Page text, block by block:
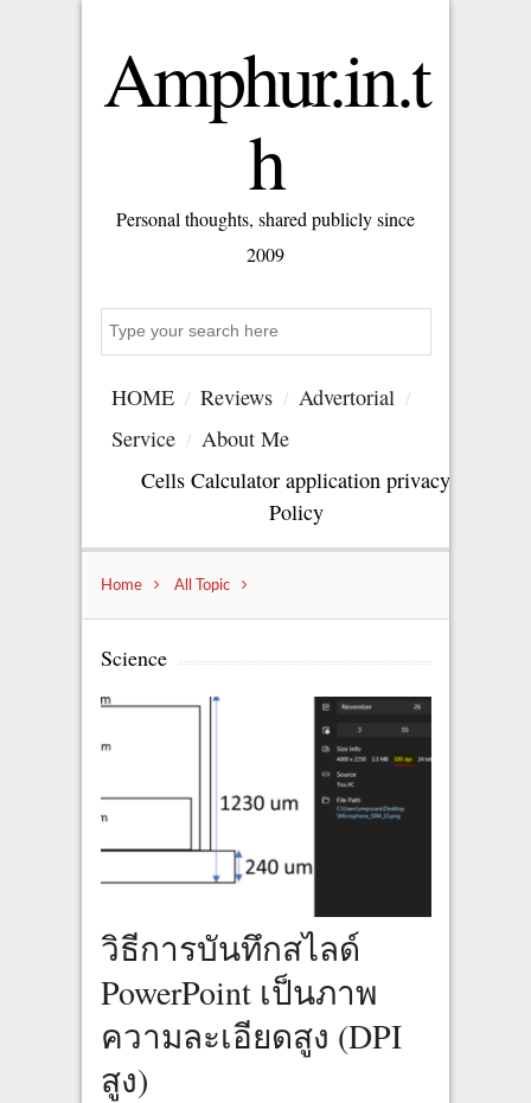
Amphur.in.t
h
Personal thoughts, shared publicly since
2009
HOME Reviews
Advertorial
Service
About Me
Cells Calculator application privacy
Policy
Home All Topic
Science
วิธีการบันทึกสไลด์
PowerPoint เป็นภาพ
ความละเอียดสูง (DPI
สูง)